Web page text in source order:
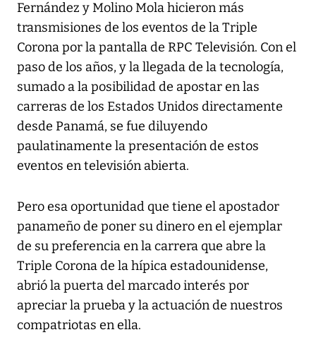
Fernández y Molino Mola hicieron más
transmisiones de los eventos de la Triple
Corona por la pantalla de RPC Televisión. Con el
paso de los años, y la llegada de la tecnología,
sumado a la posibilidad de apostar en las
carreras de los Estados Unidos directamente
desde Panamá, se fue diluyendo
paulatinamente la presentación de estos
eventos en televisión abierta.
Pero esa oportunidad que tiene el apostador
panameño de poner su dinero en el ejemplar
de su preferencia en la carrera que abre la
Triple Corona de la hípica estadounidense,
abrió la puerta del marcado interés por
apreciar la prueba y la actuación de nuestros
compatriotas en ella.